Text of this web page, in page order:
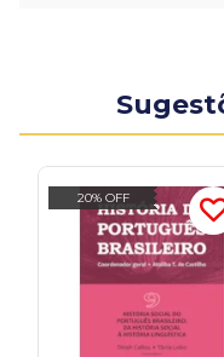
20% OFF